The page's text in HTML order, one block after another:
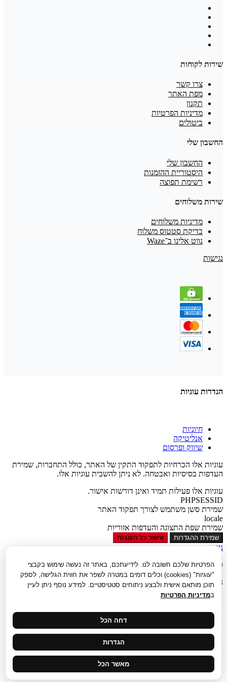
שירות לקוחות
צרו קשר
מפת האתר
תקנון
מדיניות הפרטיות
ביטולים
החשבון שלי
החשבון שלי
היסטוריית ההזמנות
רשימת תפוצה
שירות משלוחים
מדיניות משלוחים
בדיקת סטטוס משלוח
נווט אלינו ב־Waze
נגישות
הפרטיות שלכם חשובה לנו. לידיעתכם, באתר זה נעשה שימוש בקבצי
"עוגיות" (cookies) וכלים דומים במטרה לשפר את חווית הגלישה, לספק
תוכן מותאם אישית ולבצע ניתוחים סטטיסטיים. למידע נוסף ניתן לעיין
במדיניות הפרטיות
דחה הכל
הגדרות
מאשר הכל
הגדרות עוגיות
חיוניות
אנליטיקה
שיווק ופרסום
עוגיות אלו הכרחיות לתפקוד התקין של האתר, כולל התחברות, שמירת
העדפות בסיסיות ואבטחה. לא ניתן להשבית עוגיות אלו.
עוגיות אלו פעילות תמיד ואינן דורשות אישור.
PHPSESSID
שמירת סשן משתמש לצורך תפקוד האתר
locale
שמירת שפת התצוגה והעדפות אזוריות
שמירת ההגדרות אישור כל העוגיות
נגישות
סגור
נגישות
הגדל טקסט
ניגודיות הפוכה
הדגשת קישורים
איפוס